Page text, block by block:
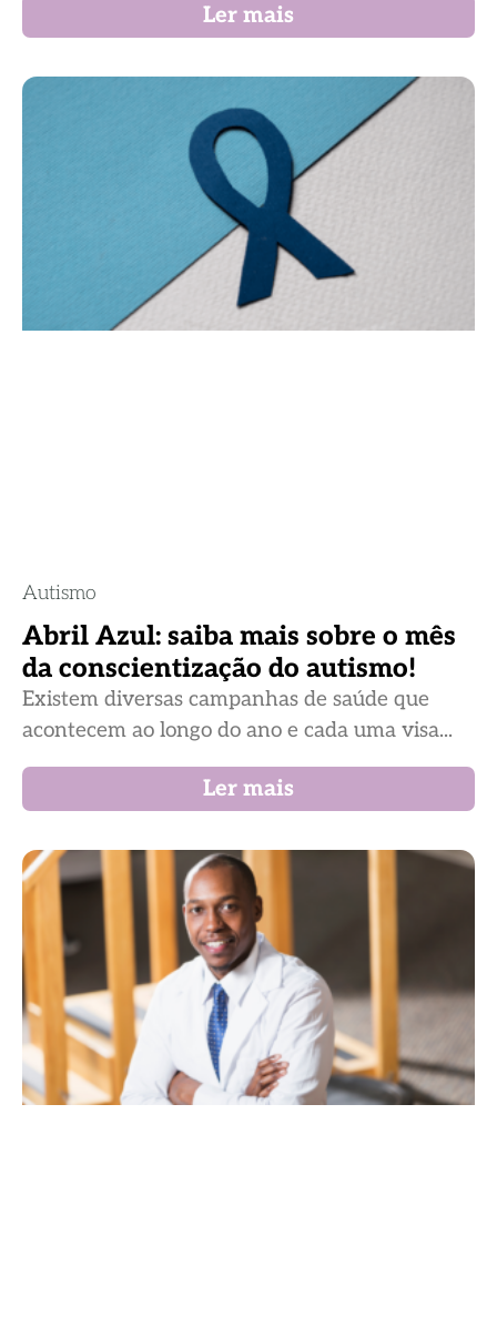
Ler mais
Autismo
Abril Azul: saiba mais sobre o mês
da conscientização do autismo!
Existem diversas campanhas de saúde que
acontecem ao longo do ano e cada uma visa...
Ler mais